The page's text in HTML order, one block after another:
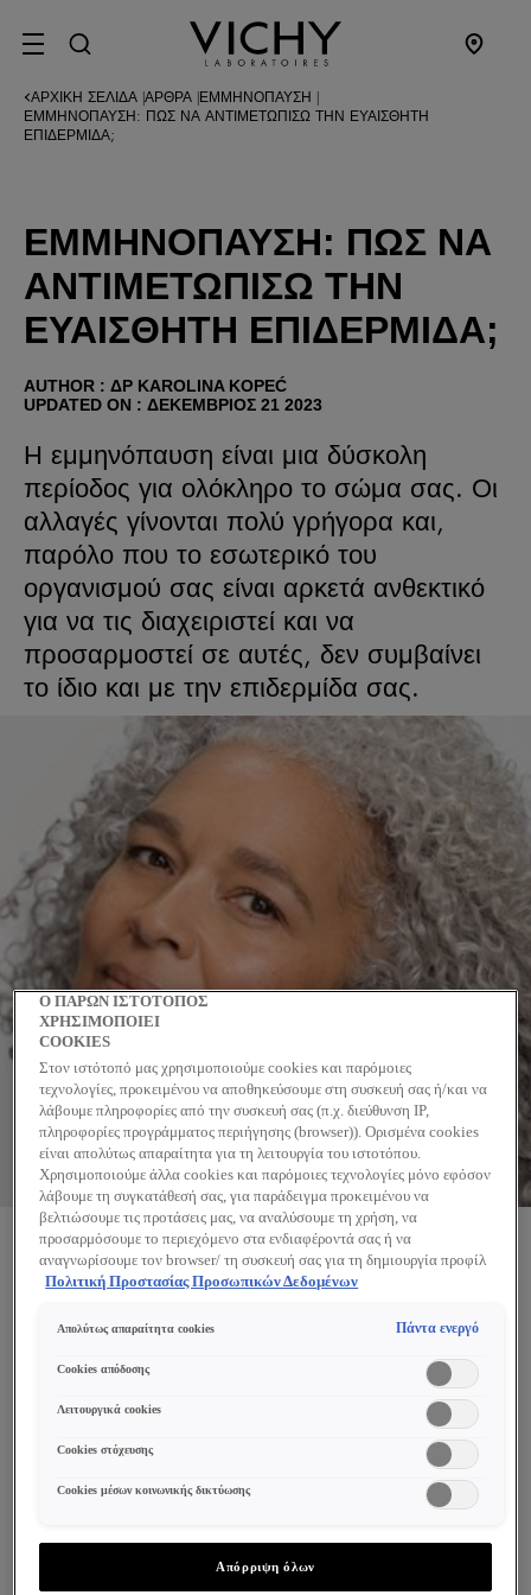
SITE MENU
ΑΡΧΙΚΉ ΣΕΛΊΔΑ ΆΡΘΡΑ ΕΜΜΗΝΌΠΑΥΣΗ
ΕΜΜΗΝΌΠΑΥΣΗ: ΠΏΣ ΝΑ ΑΝΤΙΜΕΤΩΠΊΣΩ ΤΗΝ ΕΥΑΊΣΘΗΤΗ
ΕΠΙΔΕΡΜΊΔΑ;
ΕΜΜΗΝΌΠΑΥΣΗ: ΠΏΣ ΝΑ
ΑΝΤΙΜΕΤΩΠΊΣΩ ΤΗΝ
ΕΥΑΊΣΘΗΤΗ ΕΠΙΔΕΡΜΊΔΑ;
Η εμμηνόπαυση είναι μια δύσκολη
περίοδος για ολόκληρο το σώμα σας. Οι
αλλαγές γίνονται πολύ γρήγορα και,
παρόλο που το εσωτερικό του
οργανισμού σας είναι αρκετά ανθεκτικό
για να τις διαχειριστεί και να
προσαρμοστεί σε αυτές, δεν συμβαίνει
το ίδιο και με την επιδερμίδα σας.
AUTHOR : ΔΡ KAROLINA KOPEĆ
UPDATED ON : ΔΕΚΈΜΒΡΙΟΣ 21 2023
ΤΑ ΚΎΡΙΑ ΣΥΜΠΤΏΜΑΤΑ ΠΟΥ
ΑΙΣΘΑΝΘΕΊΤΕ ΚΑΤΆ ΤΗΝ
ΕΜΜΗΝΌΠΑΥΣΗ
Μερικά από τα ισχυρότερα συστατικά του αρχίζουν να
μειώνονται και γίνεται’ δύσκολο να αντιμετωπίσει τις
επιθέσεις από το εξωτερικό περιβάλλον, ενώ
προσαρμόζεται στις αλλαγές από το εσωτερικό
καλύτερο, δεδομένων των περιστάσεων, οπότε μην’ το
Ο ΠΑΡΩΝ ΙΣΤΟΤΟΠΟΣ
ΧΡΗΣΙΜΟΠΟΙΕΙ
COOKIES
Στον ιστότοπό μας χρησιμοποιούμε cookies και παρόμοιες
τεχνολογίες, προκειμένου να αποθηκεύσουμε στη συσκευή σας ή/και να
λάβουμε πληροφορίες από την συσκευή σας (π.χ. διεύθυνση IP,
πληροφορίες προγράμματος περιήγησης (browser)). Ορισμένα cookies
είναι απολύτως απαραίτητα για τη λειτουργία του ιστοτόπου.
Χρησιμοποιούμε άλλα cookies και παρόμοιες τεχνολογίες μόνο εφόσον
λάβουμε τη συγκατάθεσή σας, για παράδειγμα προκειμένου να
βελτιώσουμε τις προτάσεις μας, να αναλύσουμε τη χρήση, να
προσαρμόσουμε το περιεχόμενο στα ενδιαφέροντά σας ή να
αναγνωρίσουμε τον browser/ τη συσκευή σας για τη δημιουργία προφίλ
με τα ενδιαφέροντά σας και να σας δείχνουμε σχετικό διαφημιστικό
cookies τα οποία δεν είναι απαραίτητα («Αποδοχή όλων»), να τα
επιλογές σας («Αποθήκευση επιλογών»). Μπορείτε επίσης, ανά πάσα
(επιλέγοντας το link «Ρυθμίσεις για τα cookies»). Περισσότερες
Πολιτική Προστασίας Προσωπικών Δεδομένων
Απολύτως απαραίτητα cookies Πάντα ενεργό
Cookies απόδοσης
Λειτουργικά cookies
Cookies στόχευσης
Cookies μέσων κοινωνικής δικτύωσης
Απόρριψη όλων